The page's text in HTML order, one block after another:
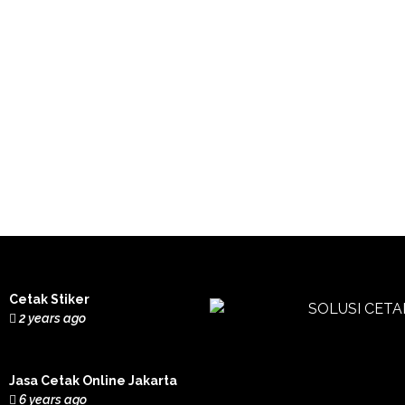
Cetak Stiker
2 years ago
Jasa Cetak Online Jakarta
6 years ago